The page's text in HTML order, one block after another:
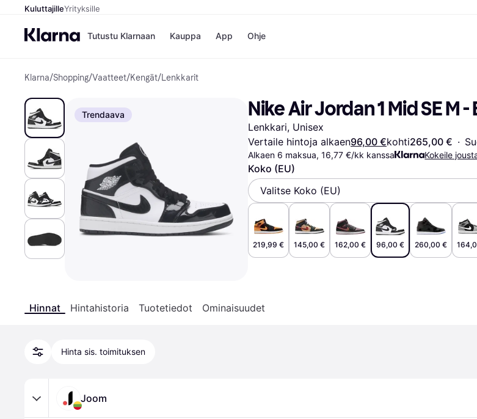
KuluttajilleYrityksille
Tutustu Klarnaan
Maksa heti
Maksa 30 päivän kuluessa
Maksa 3 erässä
Rahoitus
MobilePay
Cashback
Jäsenyys
Saldo
Kauppa
Gigantti
H&M
Peten Koiratarvike
Wolt
Kauppahakemisto
Kauneus & Terveys
Vaatteet
Lelut
Koti ja Sisustus
Ääni ja Kuva
Tietotekniikka
Tee se itse
Puhelimet &
Lapset ja
Puutarha ja
Keittiökoneet
Kirjat,
App Ohje
Klarna/Shopping/Vaatteet/Kengät/Lenkkarit
Trendaava Nike Air Jordan 1 Mid SE M
Lenkkari, Unisex
Vertaile hintoja alkaen96,00 €kohti265,00 € ·
Alkaen 6 maksua, 16,77 €/kk kanssa Kokeile
Koko (EU)
Valitse Koko (EU)
219,99 € 145,00 € 162,00 € 96,00 € 260,00 €
Hinnat Hintahistoria Tuotetiedot Ominaisuudet
Hinta sis. toimituksen
Joom